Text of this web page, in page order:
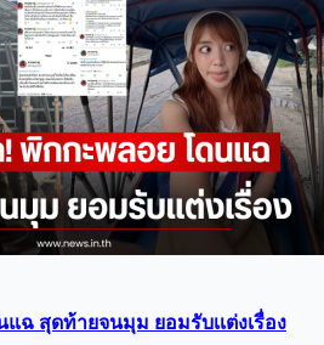
ฉ สุดท้ายจนมุม ยอมรับเเต่งเรื่อง